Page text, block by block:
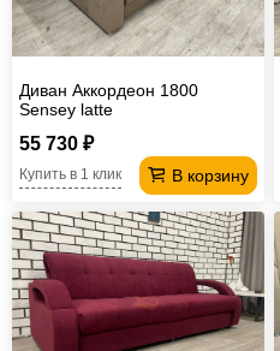
Диван Аккордеон 1800
Sensey latte
55 730 ₽
В корзину
Купить в 1 клик